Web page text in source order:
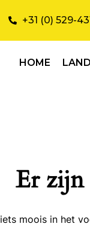
+31 (0) 529-
HOME
Er zijn
moois in het